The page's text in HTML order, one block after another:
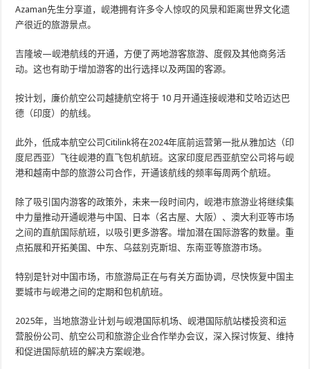
Azaman先生分享道，岘港拥有许多令人惊叹的风景和距离世界文化遗
产很近的旅游景点。
吉隆坡—岘港航线的开通，方便了两地游客旅游、度假及其他商务活
动。这也有助于增加游客的出行选择以及两国的客源。
按计划，廉价航空公司越捷航空将于 10 月开通连接岘港和艾哈迈达巴
德（印度）的航线。
此外，低成本航空公司Citilink将在2024年底前运营第一批从雅加达（印
度尼西亚）飞往岘港的直飞包机航班。这家印度尼西亚航空公司将与岘
港和越南中部的旅游公司合作，开通该航线的频率每周两个航班。
除了吸引国内游客的政策外，未来一段时间内，岘港市旅游业将继续集
中力量推动开通岘港与中国、日本（名古屋、大阪）、澳大利亚等市场
之间的直航国际航班，以吸引更多游客。增加潜在国际游客的数量。重
点拓展和开拓美国、中东、乌兹别克斯坦、东南亚等旅游市场。
特别是针对中国市场，市旅游局正在与有关方面协调，尽快恢复中国主
要城市与岘港之间的定期和包机航班。
2025年，当地旅游业计划与岘港国际机场、岘港国际航站楼投资和运
营股份公司、航空公司和旅游企业合作举办会议，深入探讨恢复、维持
和促进国际航班的解决方案岘港。